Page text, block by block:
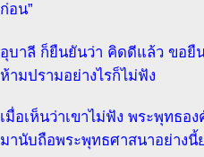
ก่อน”
อุบาลี ก็ยืนยันว่า คิดดีแล้ว ขอยื
ห้ามปรามอย่างไรก็ไม่ฟัง
เมื่อเห็นว่าเขาไม่ฟัง พระพุทธ
มานับถือพระพุทธศาสนาอย่าง